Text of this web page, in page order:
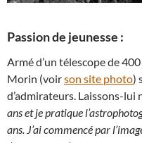
Passion de jeunesse :
Armé d’un télescope de
Morin (voirson site photo)
d’admirateurs. Laissons-lui
ans et je pratique
ans. J’ai commencé par